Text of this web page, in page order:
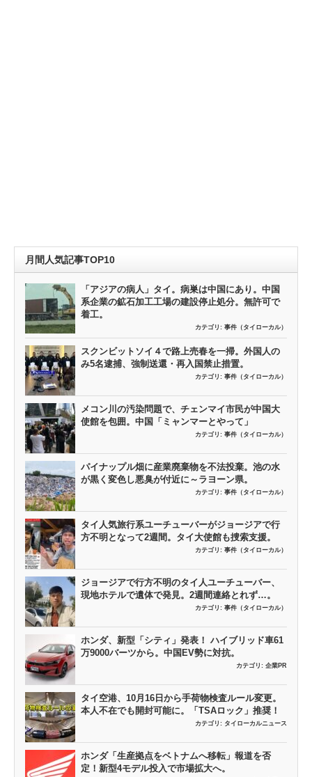
月間人気記事TOP10
「アジアの病人」タイ。病巣は中国にあり。中国
系企業の鉱石加工工場の建設停止処分。無許可で
着工。
カテゴリ: 事件（タイローカル）
スクンビットソイ４で路上売春を一掃。外国人の
み5名逮捕、強制送還・再入国禁止措置。
カテゴリ: 事件（タイローカル）
メコン川の汚染問題で、チェンマイ市民が中国大
使館を包囲。中国「ミャンマーとやって」
カテゴリ: 事件（タイローカル）
パイナップル畑に産業廃棄物を不法投棄。池の水
が黒く変色し悪臭が付近に～ラヨーン県。
カテゴリ: 事件（タイローカル）
タイ人気旅行系ユーチューバーがジョージアで行
方不明となって2週間。タイ大使館も捜索支援。
カテゴリ: 事件（タイローカル）
ジョージアで行方不明のタイ人ユーチューバー、
現地ホテルで遺体で発見。2週間連絡とれず…。
カテゴリ: 事件（タイローカル）
ホンダ、新型「シティ」発表！ ハイブリッド車61
万9000バーツから。中国EV勢に対抗。
カテゴリ: 企業PR
タイ空港、10月16日から手荷物検査ルール変更。
本人不在でも開封可能に。「TSAロック」推奨！
カテゴリ: タイローカルニュース
ホンダ「生産拠点をベトナムへ移転」報道を否
定！新型4モデル投入で市場拡大へ。